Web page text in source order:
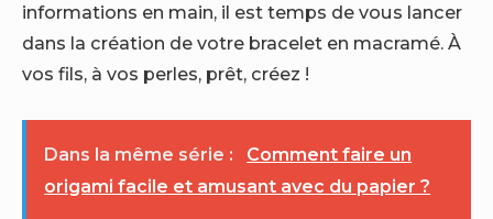
informations en main, il est temps de vous lancer
dans la création de votre bracelet en macramé. À
vos fils, à vos perles, prêt, créez !
Dans la même série :
Comment faire un
origami facile et amusant avec du papier ?